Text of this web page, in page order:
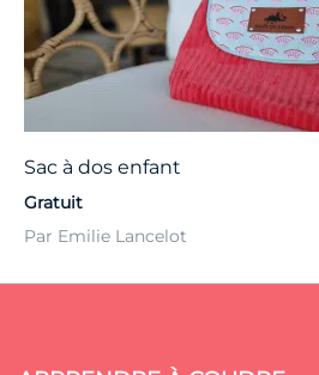
Sac à dos enfant
Gratuit
Par Emilie Lancelot